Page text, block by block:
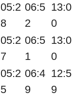
05:2
8
06:5
2
13:0
0
05:2
7
06:5
1
13:0
0
05:2
5
06:4
9
12:5
9